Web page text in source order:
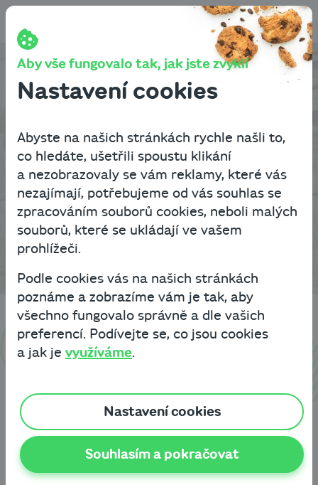
Přeskočit na obsah
Využijte své
čerpejte a splácejte
flexibilně
Cashbot Profi je flexibilní
podnikatelský úvěr jištěný
nemovitostí.Flexibilní splácení,
opakované čerpání – rychleji a bez
Aby vše fungovalo tak, jak jste zvyklí
Nastavení cookies
Abyste na našich stránkách rychle našli to,
co hledáte, ušetřili spoustu klikání
a nezobrazovaly se vám reklamy, které vás
nezajímají, potřebujeme od vás souhlas se
zpracováním souborů cookies, neboli malých
souborů, které se ukládají ve vašem
prohlížeči.
Podle cookies vás na našich stránkách
poznáme a zobrazíme vám je tak, aby
všechno fungovalo správně a dle vašich
preferencí. Podívejte se, co jsou cookies
a jak je využíváme.
Nastavení cookies
Souhlasím a pokračovat